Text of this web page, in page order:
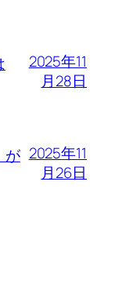
2025年11
月28日
が 2025年11
月26日